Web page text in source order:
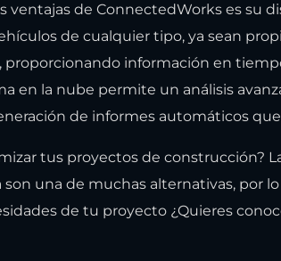
ventajas de ConnectedWorks es su
de cualquier tipo, ya sean
proporcionando información en
en la nube permite un análisis
de informes automáticos
tus proyectos de construcción?
una de muchas alternativas, por
de tu proyecto ¿Quieres